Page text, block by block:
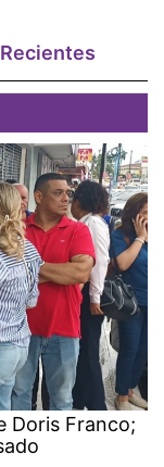
Doris Franco;